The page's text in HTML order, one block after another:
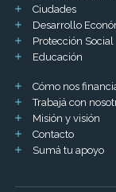
Ciudades
Desarrollo
Protección Social
Educación
Cómo nos
Trabajá con
Misión y visión
Contacto
Sumá tu apoyo